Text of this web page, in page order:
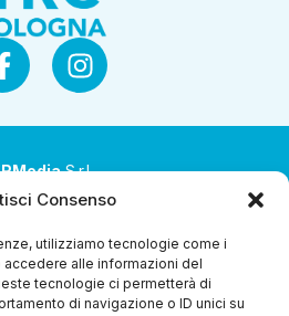
Consenso
utilizziamo tecnologie come i
alle informazioni del
tecnologie ci permetterà di
di navigazione o ID unici su
S.r.l.
a socio unico
ad attività di direzione e
Coop Alleanza 3.0 Soc. Coop.
’99 nr. 51 42124 Reggio Emilia